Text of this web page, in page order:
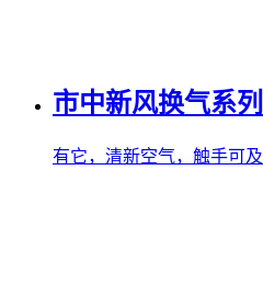
市中新风换气系列
有它，清新空气，触手可及